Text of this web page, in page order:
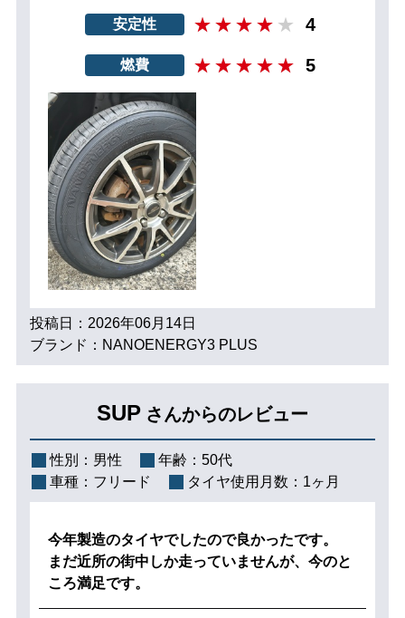
安定性 4
燃費 5
投稿日：2026年06月14日
ブランド：NANOENERGY3 PLUS
SUP さんからのレビュー
性別： 男性 年齢： 50代
車種： フリード タイヤ使用月数： 1ヶ月
今年製造のタイヤでしたので良かったです。
まだ近所の街中しか走っていませんが、今のと
ころ満足です。